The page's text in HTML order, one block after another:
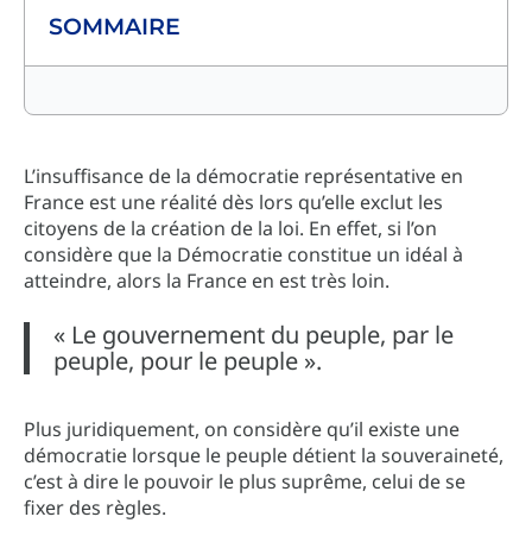
SOMMAIRE
L’insuffisance de la démocratie représentative en
France est une réalité dès lors qu’elle exclut les
citoyens de la création de la loi. En effet, si l’on
considère que la Démocratie constitue un idéal à
atteindre, alors la France en est très loin.
« Le gouvernement du peuple, par le
peuple, pour le peuple ».
Plus juridiquement, on considère qu’il existe une
démocratie lorsque le peuple détient la souveraineté,
c’est à dire le pouvoir le plus suprême, celui de se
fixer des règles.